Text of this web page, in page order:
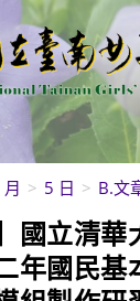
> 5 日 > B.文
國立清
年國民基